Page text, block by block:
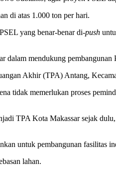
di atas 1.000 ton per hari.
yang benar-benar di-push
dalam mendukung pembangunan
Akhir (TPA) Antang,
tidak memerlukan proses
TPA Kota Makassar sejak
untuk pembangunan fasilitas
lahan.